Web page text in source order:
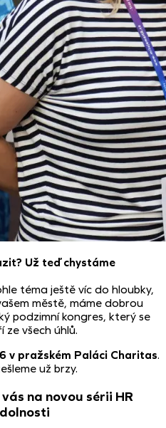
Už teď chystáme
téma ještě víc do hloubky,
městě, máme dobrou
podzimní kongres, který se
všech úhlů.
v pražském Paláci Charitas.
už brzy.
na novou sérii HR